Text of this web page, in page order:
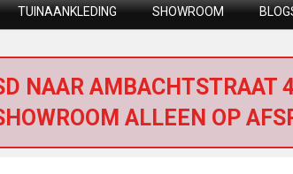
TUINAANKLEDING SHOWROOM
NAAR AMBACHTSTRAAT
ALLEEN OP